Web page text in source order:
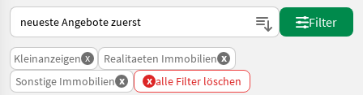
So wird auf Landwirt.com sortiert
Filter
Kleinanzeigen x Realitaeten Immobilien x
Sonstige Immobilien x x alle Filter löschen